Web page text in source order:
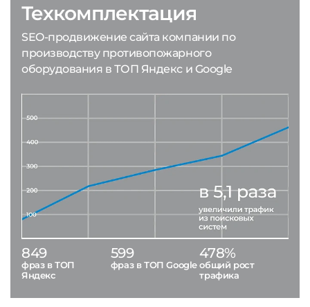
Техкомплектация
SEO-продвижение сайта компании по
производству противопожарного
оборудования в ТОП Яндекс и Google
849
фраз в ТОП
Яндекс
599
фраз в ТОП Google
478%
общий рост
трафика